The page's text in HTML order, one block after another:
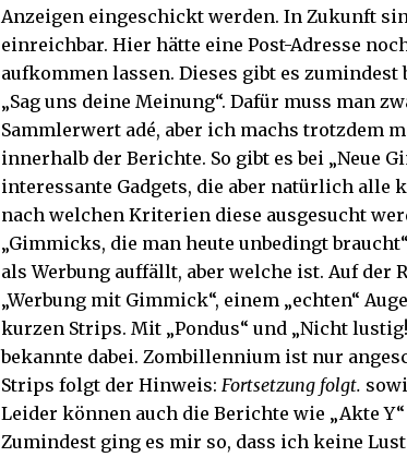
Anzeigen eingeschickt werden. In Zukunft
einreichbar. Hier hätte eine Post-Adresse
aufkommen lassen. Dieses gibt es
„Sag uns deine Meinung“. Dafür muss man
Sammlerwert adé, aber ich machs trotzdem
innerhalb der Berichte. So gibt es bei „Neue
interessante Gadgets, die aber natürlich alle
nach welchen Kriterien diese ausgesucht
„Gimmicks, die man heute unbedingt
als Werbung auffällt, aber welche ist. Auf der
„Werbung mit Gimmick“, einem „echten“
kurzen Strips. Mit „Pondus“ und „Nicht
bekannte dabei. Zombillennium ist nur
Strips folgt der Hinweis: Fortsetzung folgt.
Leider können auch die Berichte wie „Akte
Zumindest ging es mir so, dass ich keine